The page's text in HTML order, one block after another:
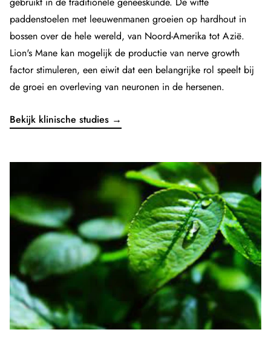
paddenstoelen met leeuwenmanen groeien op hardhout in
bossen over de hele wereld, van Noord-Amerika tot Azië.
Lion's Mane kan mogelijk de productie van nerve growth
factor stimuleren, een eiwit dat een belangrijke rol speelt bij
de groei en overleving van neuronen in de hersenen.
Bekijk klinische studies →